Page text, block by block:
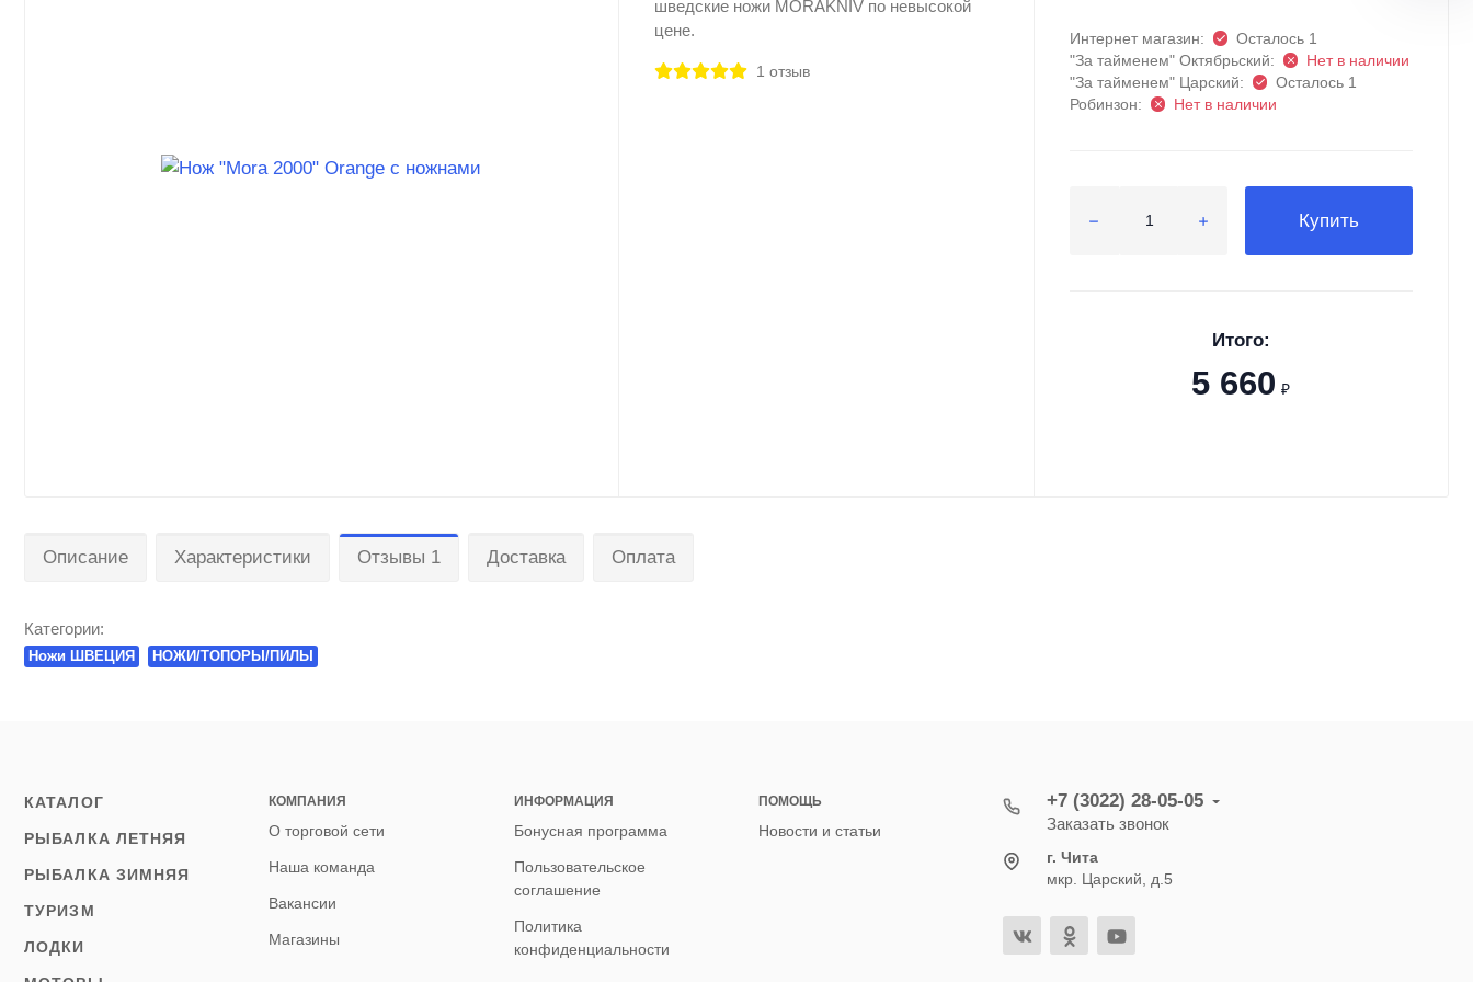
шведские ножи MORAKNIV по невысокой
цене.
1 отзыв
Интернет магазин:
Осталось 1
"За тайменем" Октябрьский:
Нет в наличии
"За тайменем" Царский:
Осталось 1
Робинзон:
Нет в наличии
Купить
Итого:
5 660 ₽
Описание Характеристики Отзывы 1 Доставка Оплата
Категории:
Ножи ШВЕЦИЯ НОЖИ/ТОПОРЫ/ПИЛЫ
КАТАЛОГ
РЫБАЛКА ЛЕТНЯЯ
РЫБАЛКА ЗИМНЯЯ
ТУРИЗМ
ЛОДКИ
КОМПАНИЯ
О торговой сети
Наша команда
Вакансии
Магазины
ИНФОРМАЦИЯ
Бонусная программа
Пользовательское
соглашение
Политика
конфиденциальности
ПОМОЩЬ
Новости и статьи
+7 (3022) 28-05-05
Заказать звонок
г. Чита
мкр. Царский, д.5